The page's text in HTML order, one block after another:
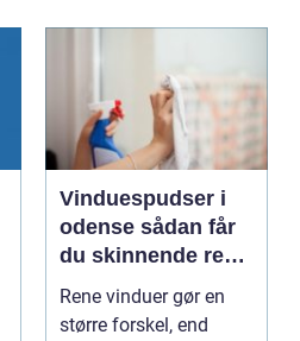
Vinduespudser i
odense sådan får
du skinnende rene
ruder året rundt
Rene vinduer gør en
større forskel, end